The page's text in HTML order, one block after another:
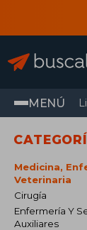
MENÚ
Medicina,
Veterinaria
Cirugía
Enfermería Y Servicios
Auxiliares